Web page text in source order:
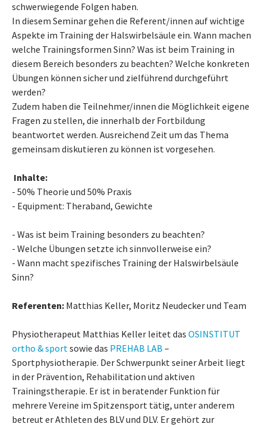
schwerwiegende Folgen haben.
In diesem Seminar gehen die Referent/innen auf wichtige
Aspekte im Training der Halswirbelsäule ein. Wann machen
welche Trainingsformen Sinn? Was ist beim Training in
diesem Bereich besonders zu beachten? Welche konkreten
Übungen können sicher und zielführend durchgeführt
werden?
Zudem haben die Teilnehmer/innen die Möglichkeit eigene
Fragen zu stellen, die innerhalb der Fortbildung
beantwortet werden. Ausreichend Zeit um das Thema
gemeinsam diskutieren zu können ist vorgesehen.
Inhalte:
- 50% Theorie und 50% Praxis
- Equipment: Theraband, Gewichte
- Was ist beim Training besonders zu beachten?
- Welche Übungen setzte ich sinnvollerweise ein?
- Wann macht spezifisches Training der Halswirbelsäule
Sinn?
Referenten: Matthias Keller, Moritz Neudecker und Team
Physiotherapeut Matthias Keller leitet das OSINSTITUT
ortho & sportsowie das PREHAB LAB –
Sportphysiotherapie. Der Schwerpunkt seiner Arbeit liegt
in der Prävention, Rehabilitation und aktiven
Trainingstherapie. Er ist in beratender Funktion für
mehrere Vereine im Spitzensport tätig, unter anderem
betreut er Athleten des BLV und DLV. Er gehört zur